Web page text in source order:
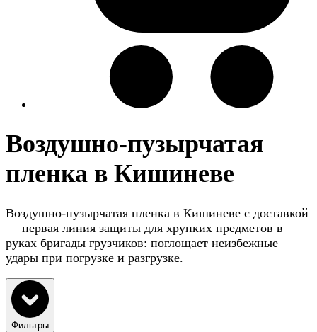
Воздушно-пузырчатая
пленка в Кишиневе
Воздушно-пузырчатая пленка в Кишиневе с доставкой
— первая линия защиты для хрупких предметов в
руках бригады грузчиков: поглощает неизбежные
удары при погрузке и разгрузке.
Фильтры